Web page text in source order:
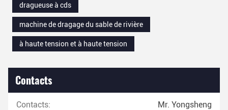
dragueuse à cds
machine de dragage du sable de rivière
à haute tension et à haute tension
Contacts
Contacts: Mr. Yongsheng